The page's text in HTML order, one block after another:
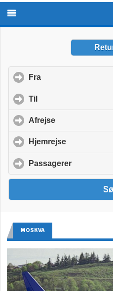
MOSKVA